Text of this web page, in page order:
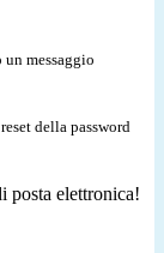
messaggio
della password
posta elettronica!